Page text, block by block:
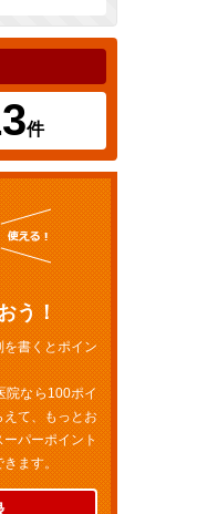
件
う！
を書くとポイン
院なら100ポイ
えて、もっとお
ーパーポイント
きます。